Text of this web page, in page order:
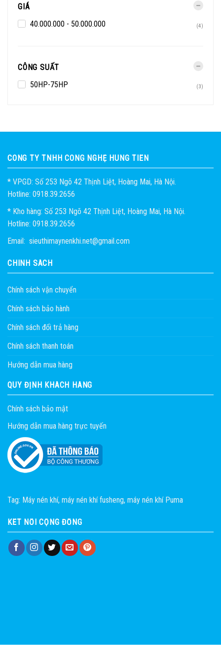
GIÁ
40.000.000 - 50.000.000
(4)
CÔNG SUẤT
50HP-75HP
(3)
CÔNG TY TNHH CÔNG NGHỆ HÙNG TIẾN
* VPGD: Số 253 Ngõ 42 Thịnh Liệt, Hoàng Mai, Hà Nội.
Hotline: 0918.39.2656
* Kho hàng: Số 253 Ngõ 42 Thịnh Liệt, Hoàng Mai, Hà Nội.
Hotline: 0918.39.2656
Email: sieuthimaynenkhi.net@gmail.com
CHÍNH SÁCH
Chính sách vận chuyển
Chính sách bảo hành
Chính sách đổi trả hàng
Chính sách thanh toán
Hướng dẫn mua hàng
QUY ĐỊNH KHÁCH HÀNG
Chính sách bảo mật
Hướng dẫn mua hàng trực tuyến
Tag: Máy nén khí, máy nén khí fusheng, máy nén khí Puma
KẾT NỐI CỘNG ĐỒNG